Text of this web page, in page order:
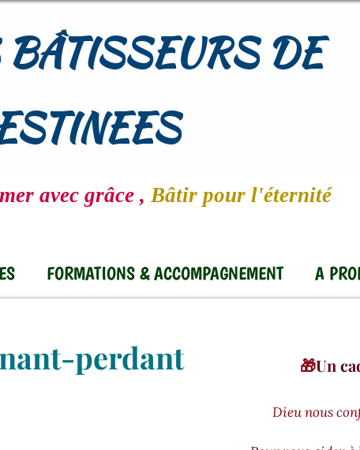
DE
avec grâce ,Bâtir pour l'éternité
FORMATIONS & ACCOMPAGNEMENT A
perdant
🎁Un
Dieu nous